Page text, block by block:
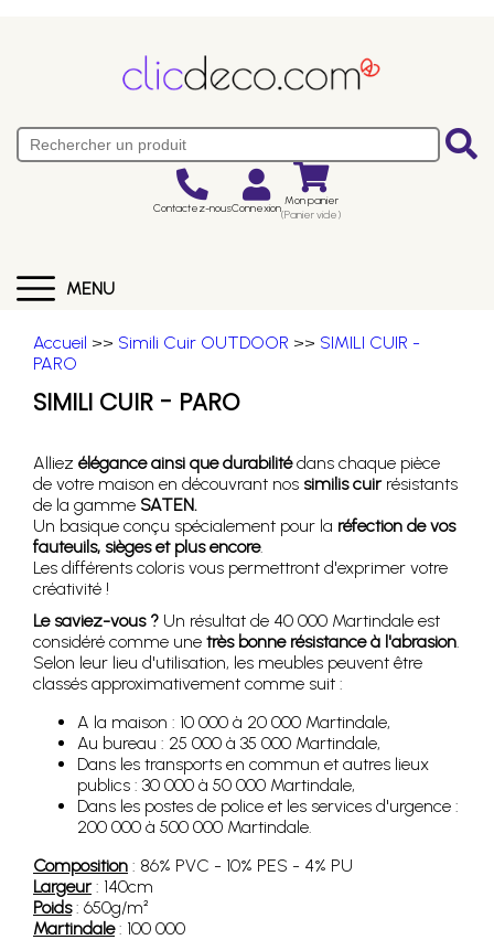
Contactez-nousConnexion Mon panier
(Panier vide)
MENU
Accueil >> Simili Cuir OUTDOOR >> SIMILI CUIR -
PARO
SIMILI CUIR - PARO
Alliez élégance ainsi que durabilitédans chaque pièce
de votre maison en découvrant nos similis cuirrésistants
de la gamme SATEN.
Un basique conçu spécialement pour la réfection de vos
fauteuils, sièges et plus encore.
Les différents coloris vous permettront d'exprimer votre
créativité !
Le saviez-vous ? Un résultat de 40 000 Martindale est
considéré comme une très bonne résistance à l'abrasion.
Selon leur lieu d'utilisation, les meubles peuvent être
classés approximativement comme suit :
A la maison : 10 000 à 20 000 Martindale,
Au bureau : 25 000 à 35 000 Martindale,
Dans les transports en commun et autres lieux
publics : 30 000 à 50 000 Martindale,
Dans les postes de police et les services d'urgence :
200 000 à 500 000 Martindale.
Composition : 86% PVC - 10% PES - 4% PU
Largeur: 140cm
Poids: 650g/m²
Martindale: 100 000